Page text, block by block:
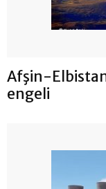
Afşin-
engeli